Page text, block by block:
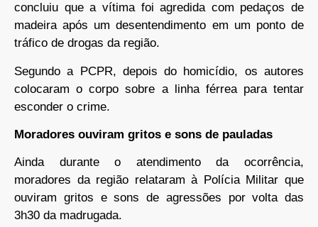
concluiu que a vítima foi agredida com pedaços de
madeira após um desentendimento em um ponto de
tráfico de drogas da região.
Segundo a PCPR, depois do homicídio, os autores
colocaram o corpo sobre a linha férrea para tentar
esconder o crime.
Moradores ouviram gritos e sons de pauladas
Ainda durante o atendimento da ocorrência,
moradores da região relataram à Polícia Militar que
ouviram gritos e sons de agressões por volta das
3h30 da madrugada.